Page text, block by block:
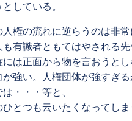
している。
人権の流れに逆らうのは非
有識者ともてはやされる先
には正面から物を言おうと
が強い。人権団体が強すぎ
・・・等と、
とつも云いたくなってしま